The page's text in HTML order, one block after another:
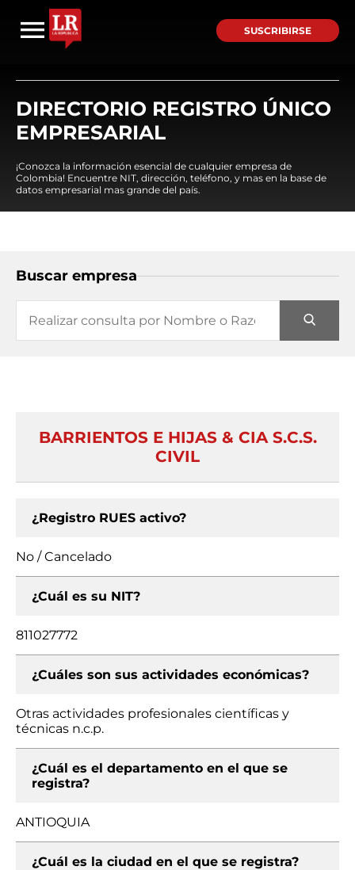
SUSCRIBIRSE
DIRECTORIO REGISTRO ÚNICO
EMPRESARIAL
¡Conozca la información esencial de cualquier empresa de
Colombia! Encuentre NIT, dirección, teléfono, y mas en la base de
datos empresarial mas grande del país.
Buscar empresa
BARRIENTOS E HIJAS & CIA S.C.S.
CIVIL
¿Registro RUES activo?
No / Cancelado
¿Cuál es su NIT?
811027772
¿Cuáles son sus actividades económicas?
Otras actividades profesionales científicas y
técnicas n.c.p.
¿Cuál es el departamento en el que se
registra?
ANTIOQUIA
¿Cuál es la ciudad en el que se registra?